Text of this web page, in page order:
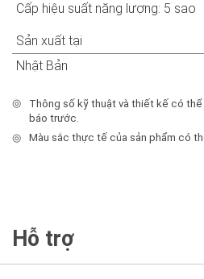
Cấp hiệu suất năng lượng: 5 sao
Sản xuất tại
Nhật Bản
◎
Thông số kỹ thuật và thiết kế có
báo trước.
◎
Màu sắc thực tế của sản phẩm có
Hỗ trợ